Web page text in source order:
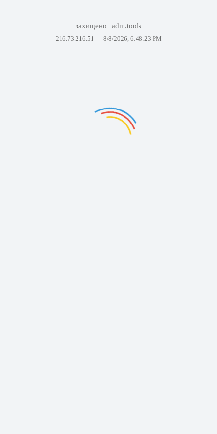
захищено adm.tools
216.73.216.51 — 8/8/2026, 6:48:23 PM